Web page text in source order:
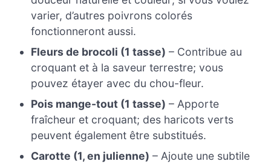
varier, d’autres poivrons colorés
fonctionneront aussi.
Fleurs de brocoli (1 tasse) – Contribue au
croquant et à la saveur terrestre; vous
pouvez étayer avec du chou-fleur.
Pois mange-tout (1 tasse) – Apporte
fraîcheur et croquant; des haricots verts
peuvent également être substitués.
Carotte (1, en julienne) – Ajoute une subtile